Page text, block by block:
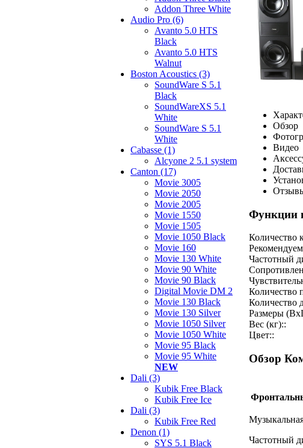
Addon Three White
Audio Pro (6)
Avanto 5.0 HTS
Black
Avanto 5.0 HTS
Walnut
Boston Acoustics (3)
SoundWare S 5.1
Black
SoundWareXS 5.1
White
SoundWare S 5.1
White
Cabasse (1)
Alcyone 2 5.1 system
Canton (17)
Movie 3005
Movie 2050
Movie 2005
Movie 1550
Movie 1505
Movie 1050 Black
Movie 160
Movie 130 White
Movie 90 White
Movie 90 Black
Digital Movie DM 2
Movie 130 Black
Movie 130 Silver
Movie 1050 Silver
Movie 1050 White
Movie 95 Black
Movie 95 White
NEW
Dali (3)
Kubik Free Black
Kubik Free Ice
Dali (3)
Kubik Free Red
Denon (1)
SYS 5.1 Black
Обзор
Видео
Функции
Количество
Частотный
Количество
Количество
Размеры
Вес (кг)::
Цвет::
Обзор
Частотный